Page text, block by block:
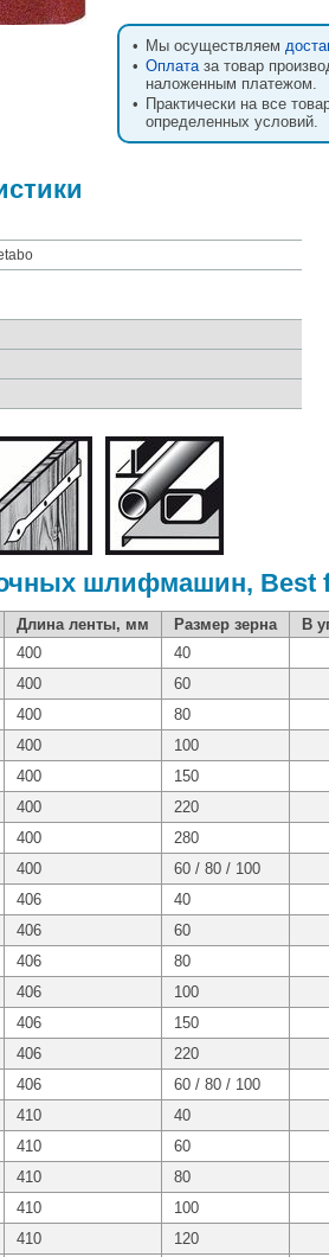
• Мы осуществляем
• Оплатаза товар
наложенным платежом.
• Практически на все
определенных условий.
шлифмашин, Best
Длина ленты, мм Размер зерна В
400 40
400 60
400 80
400 100
400 150
400 220
400 280
400 60 / 80 / 100
406 40
406 60
406 80
406 100
406 150
406 220
406 60 / 80 / 100
410 40
410 60
410 80
410 100
410 120